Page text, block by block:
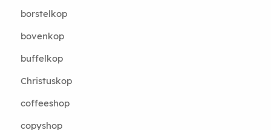
borstelkop
bovenkop
buffelkop
Christuskop
coffeeshop
copyshop